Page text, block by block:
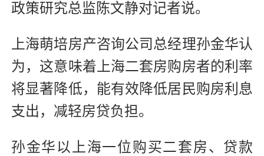
政策研究总监陈文静对记者说。
上海萌培房产咨询公司总经理孙金华认
为，这意味着上海二套房购房者的利率
将显著降低，能有效降低居民购房利息
支出，减轻房贷负担。
孙金华以上海一位购买二套房、贷款